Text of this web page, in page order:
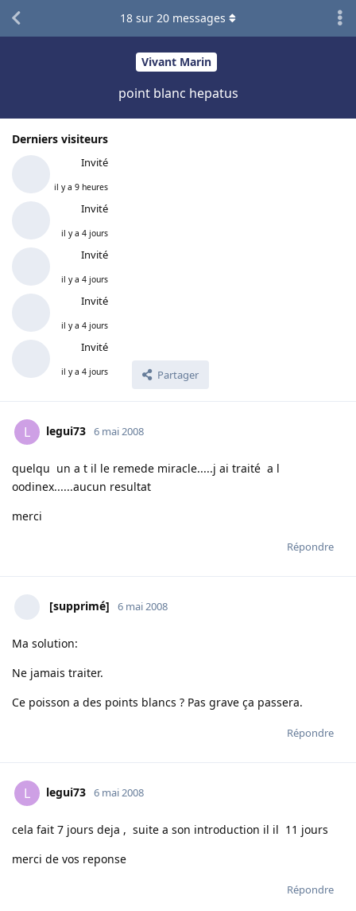
Vivant Marin
point blanc hepatus
Derniers visiteurs
Invité
il y a 9 heures
Invité
il y a 4 jours
Invité
il y a 4 jours
Invité
il y a 4 jours
Invité
il y a 4 jours Partager
18 sur 20 messages
L legui73 6 mai 2008
quelqu un a t il le remede miracle.....j ai traité a l
oodinex......aucun resultat
merci
Répondre
[supprimé] 6 mai 2008
Ma solution:
Ne jamais traiter.
Ce poisson a des points blancs ? Pas grave ça passera.
Répondre
L legui73 6 mai 2008
cela fait 7 jours deja , suite a son introduction il il 11 jours
merci de vos reponse
Répondre